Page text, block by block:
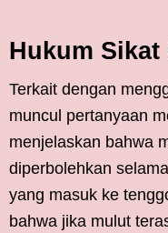
Hukum
Terkait dengan
muncul pertanyaan
menjelaskan bahwa
diperbolehkan
yang masuk ke
bahwa jika mulut